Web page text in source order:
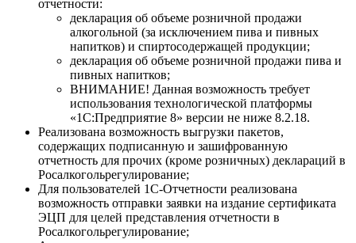
отчетности:
декларация об объеме розничной продажи
алкогольной (за исключением пива и пивных
напитков) и спиртосодержащей продукции;
декларация об объеме розничной продажи пива и
пивных напитков;
ВНИМАНИЕ! Данная возможность требует
использования технологической платформы
«1С:Предприятие 8» версии не ниже 8.2.18.
Реализована возможность выгрузки пакетов,
содержащих подписанную и зашифрованную
отчетность для прочих (кроме розничных) деклараций в
Росалкогольрегулирование;
Для пользователей 1С-Отчетности реализована
возможность отправки заявки на издание сертификата
ЭЦП для целей представления отчетности в
Росалкогольрегулирование;